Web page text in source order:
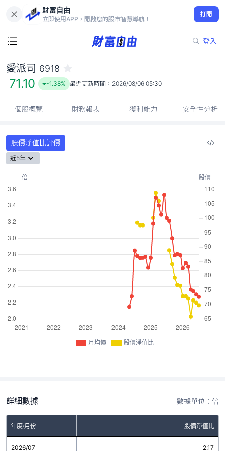
財富自由
立即使用APP，開啟您的股市智慧導航！
打開
登入
71.10
-1.38%
愛派司 6918
71.10 -1.38% 最近更新時間： 2026/08/06 05:30
個股概覽 財務報表 獲利能力 安全性分析
股價淨值比評價
近5年
月均價 股價淨值比
詳細數據 數據單位：倍
年度/月份 股價淨值比
2026/07 2.17